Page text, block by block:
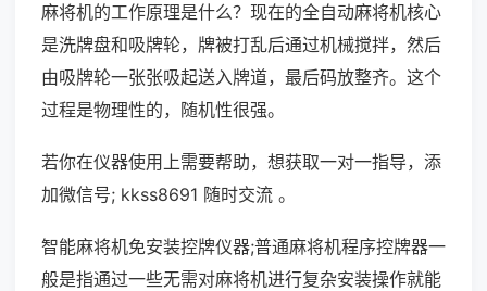
麻将机的工作原理是什么？现在的全自动麻将机核心
是洗牌盘和吸牌轮，牌被打乱后通过机械搅拌，然后
由吸牌轮一张张吸起送入牌道，最后码放整齐。这个
过程是物理性的，随机性很强。
若你在仪器使用上需要帮助，想获取一对一指导，添
加微信号; kkss8691 随时交流 。
智能麻将机免安装控牌仪器;普通麻将机程序控牌器一
般是指通过一些无需对麻将机进行复杂安装操作就能